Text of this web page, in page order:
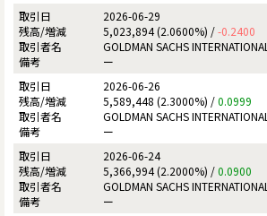
2026-06-29
5,023,894 (2.0600%) /-0.2400
GOLDMAN SACHS INTERNATIONAL
ー
2026-06-26
5,589,448 (2.3000%) /0.0999
GOLDMAN SACHS INTERNATIONAL
ー
2026-06-24
5,366,994 (2.2000%) /0.0900
GOLDMAN SACHS INTERNATIONAL
ー